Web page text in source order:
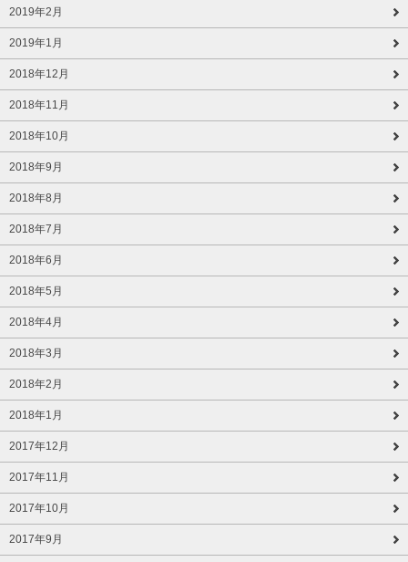
2019年2月
2019年1月
2018年12月
2018年11月
2018年10月
2018年9月
2018年8月
2018年7月
2018年6月
2018年5月
2018年4月
2018年3月
2018年2月
2018年1月
2017年12月
2017年11月
2017年10月
2017年9月